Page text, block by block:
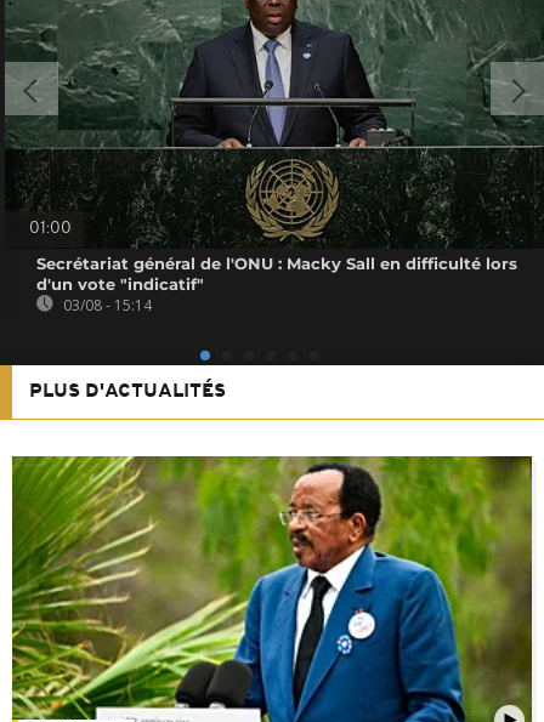
01:00
Secrétariat général de l'ONU : Macky Sall en difficulté lors
d'un vote "indicatif"
03/08 - 15:14
PLUS D'ACTUALITÉS